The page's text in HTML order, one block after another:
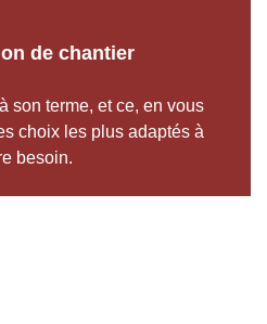
de chantier
son terme, et ce, en vous
choix les plus adaptés à
besoin.